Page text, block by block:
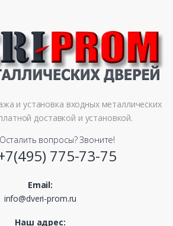
и установка входных металлических
доставкой и установкой.
Осталить вопросы? Звоните!
775-73-75
Email:
info@dveri-prom.ru
Наш адрес: